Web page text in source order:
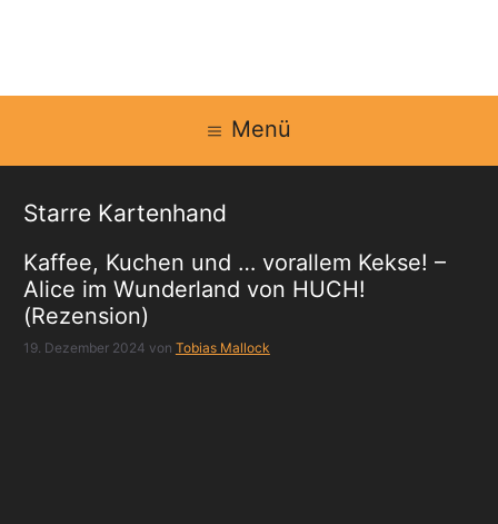
Menü
Starre Kartenhand
Kaffee, Kuchen und … vorallem Kekse! –
Alice im Wunderland von HUCH!
(Rezension)
19. Dezember 2024 von Tobias Mallock